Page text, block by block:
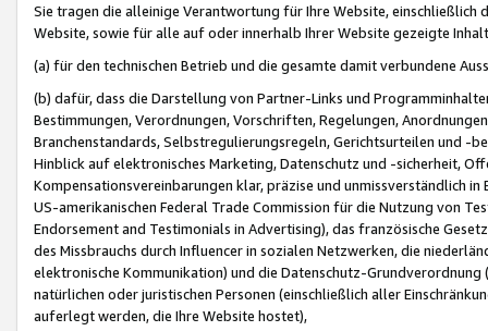
Sie tragen die alleinige Verantwortung für Ihre Website,
Website, sowie für alle auf oder innerhalb Ihrer Website gezeigte
(a) für den technischen Betrieb und die gesamte damit verbundene
(b) dafür, dass die Darstellung von Partner-Links und
Bestimmungen, Verordnungen, Vorschriften, Regelungen,
Branchenstandards, Selbstregulierungsregeln, Gerichtsurteilen und -
Hinblick auf elektronisches Marketing, Datenschutz und -sicherheit,
Kompensationsvereinbarungen klar, präzise und unmissverständlich
US-amerikanischen Federal Trade Commission für die Nutzung von
Endorsement and Testimonials in Advertising), das französische
des Missbrauchs durch Influencer in sozialen Netzwerken, die
elektronische Kommunikation) und die Datenschutz-
natürlichen oder juristischen Personen (einschließlich aller
auferlegt werden, die Ihre Website hostet),